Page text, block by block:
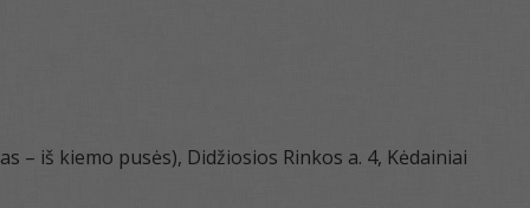
iš kiemo pusės), Didžiosios Rinkos a. 4, Kėdainiai